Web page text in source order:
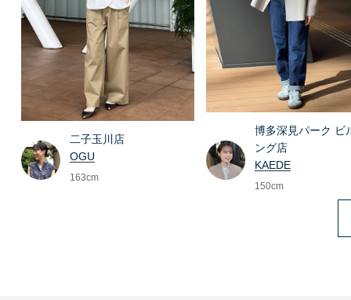
二子玉川店
OGU
163cm
博多深見パーク ビ
ング店
KAEDE
150cm